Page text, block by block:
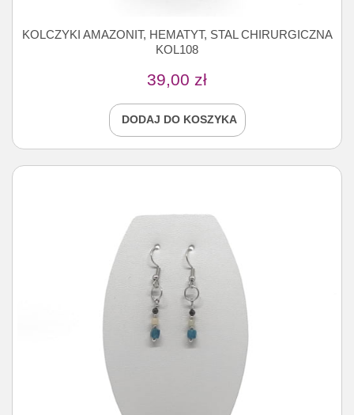
KOLCZYKI AMAZONIT, HEMATYT, STAL CHIRURGICZNA
KOL108
39,00 zł
DODAJ DO KOSZYKA